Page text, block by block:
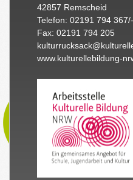
42857 Remscheid
Telefon: 02191 794
Fax: 02191 794 205
www.kulturellebildung-